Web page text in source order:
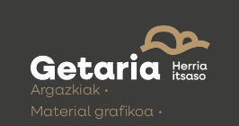
Argazkiak
Material grafikoa